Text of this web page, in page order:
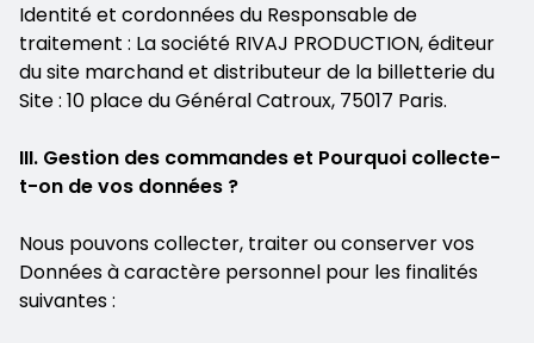
Identité et cordonnées du Responsable de
traitement : La société RIVAJ PRODUCTION, éditeur
du site marchand et distributeur de la billetterie du
Site : 10 place du Général Catroux, 75017 Paris.
III. Gestion des commandes et Pourquoi collecte-
t-on de vos données ?
Nous pouvons collecter, traiter ou conserver vos
Données à caractère personnel pour les finalités
suivantes :